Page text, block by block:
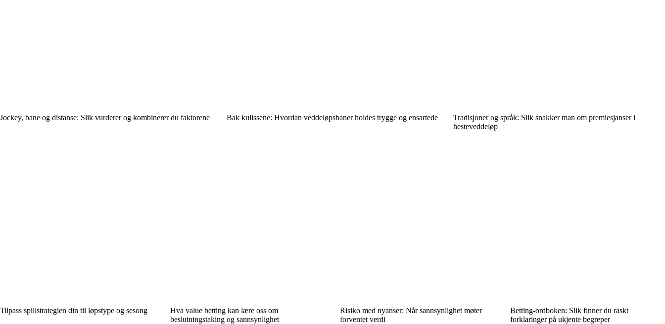
Jockey, bane og distanse: Slik vurderer og kombinerer du faktorene Bak kulissene: Hvordan veddeløpsbaner holdes trygge og ensartede
Tradisjoner og språk: Slik snakker man om premiesjanser i
hesteveddeløp
Tilpass spillstrategien din til løpstype og sesong
Hva value betting kan lære oss om
beslutningstaking og sannsynlighet
Risiko med nyanser: Når sannsynlighet møter
forventet verdi
Betting-ordboken: Slik finner du raskt
forklaringer på ukjente begreper